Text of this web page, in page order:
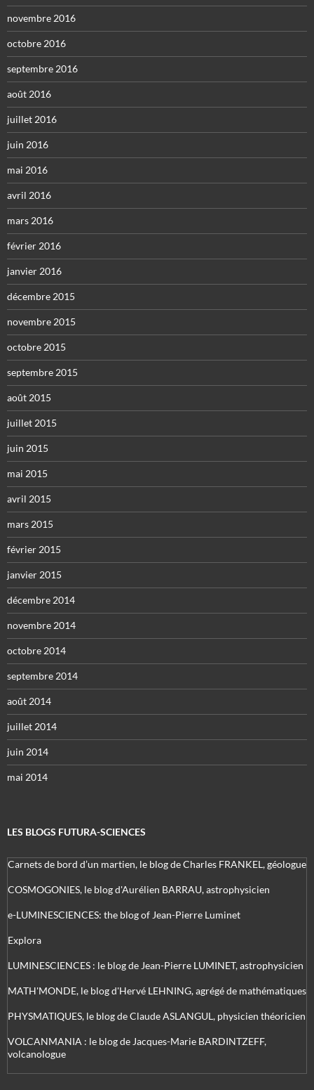
novembre 2016
octobre 2016
septembre 2016
août 2016
juillet 2016
juin 2016
mai 2016
avril 2016
mars 2016
février 2016
janvier 2016
décembre 2015
novembre 2015
octobre 2015
septembre 2015
août 2015
juillet 2015
juin 2015
mai 2015
avril 2015
mars 2015
février 2015
janvier 2015
décembre 2014
novembre 2014
octobre 2014
septembre 2014
août 2014
juillet 2014
juin 2014
mai 2014
LES BLOGS FUTURA-SCIENCES
Carnets de bord d’un martien, le blog de Charles FRANKEL, géologue
COSMOGONIES, le blog d'Aurélien BARRAU, astrophysicien
e-LUMINESCIENCES: the blog of Jean-Pierre Luminet
Explora
LUMINESCIENCES : le blog de Jean-Pierre LUMINET, astrophysicien
MATH'MONDE, le blog d'Hervé LEHNING, agrégé de mathématiques
PHYSMATIQUES, le blog de Claude ASLANGUL, physicien théoricien
VOLCANMANIA : le blog de Jacques-Marie BARDINTZEFF,
volcanologue